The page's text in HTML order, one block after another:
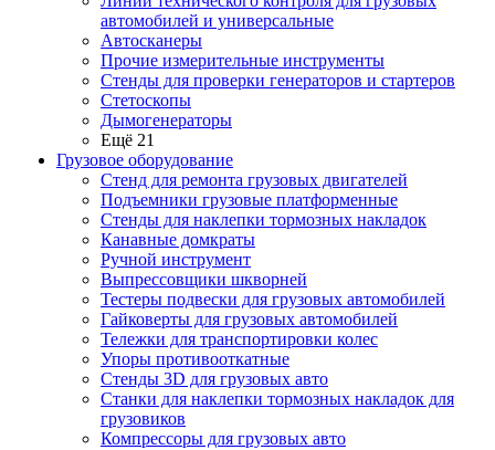
автомобилей и универсальные
Автосканеры
Прочие измерительные инструменты
Стенды для проверки генераторов и стартеров
Стетоскопы
Дымогенераторы
Ещё 21
Грузовое оборудование
Стенд для ремонта грузовых двигателей
Подъемники грузовые платформенные
Стенды для наклепки тормозных накладок
Канавные домкраты
Ручной инструмент
Выпрессовщики шкворней
Тестеры подвески для грузовых автомобилей
Гайковерты для грузовых автомобилей
Тележки для транспортировки колес
Упоры противооткатные
Стенды 3D для грузовых авто
Станки для наклепки тормозных накладок для
грузовиков
Компрессоры для грузовых авто